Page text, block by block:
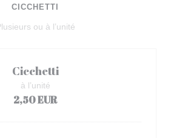
CICCHETTI
ou à l’unité
Cicchetti
à l’unité
2,50 EUR